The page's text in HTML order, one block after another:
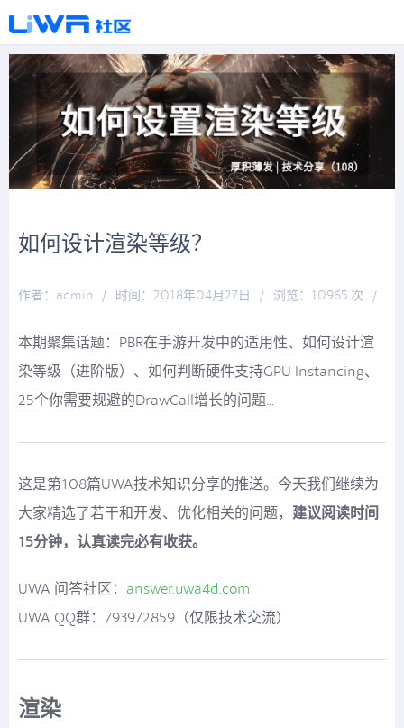
如何设计渲染等级？
作者：admin / 时间：2018年04月27日 / 浏览：10965 次
/
本期聚集话题：PBR在手游开发中的适用性、如何设计渲
染等级（进阶版）、如何判断硬件支持GPU Instancing、
25个你需要规避的DrawCall增长的问题...
这是第108篇UWA技术知识分享的推送。今天我们继续为
大家精选了若干和开发、优化相关的问题， 建议阅读时间
15分钟，认真读完必有收获。
UWA 问答社区： answer.uwa4d.com
UWA QQ群：793972859（仅限技术交流）
渲染